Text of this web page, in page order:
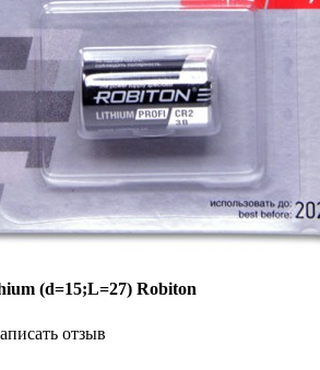
(d=15;L=27) Robiton
отзыв